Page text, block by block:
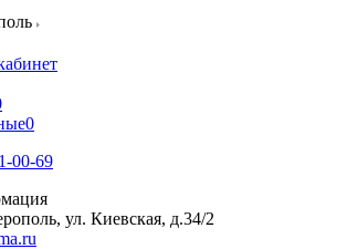
0
00-69
ул. Киевская, д.34/2